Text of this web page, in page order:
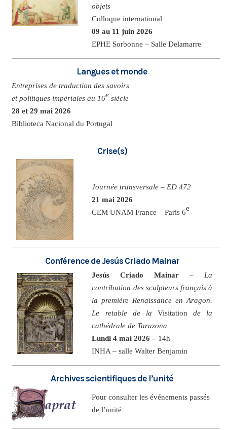
objets
Colloque international
09 au 11 juin 2026
EPHE Sorbonne – Salle Delamarre
Langues et monde
Entreprises de traduction des savoirs
et politiques impériales au 16e siècle
28 et 29 mai 2026
Biblioteca Nacional du Portugal
Crise(s)
Journée transversale – ED 472
21 mai 2026
CEM UNAM France – Paris 6e
Conférence de Jesús Criado Mainar
Jesús Criado Mainar – La
contribution des sculpteurs français à
la première Renaissance en Aragon.
Le retable de la Visitation de la
cathédrale de Tarazona
Lundi 4 mai 2026 – 14h
INHA – salle Walter Benjamin
Archives scientifiques de l’unité
Pour consulter les événements passés
de l’unité